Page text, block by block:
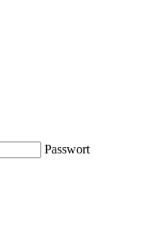
Passwort